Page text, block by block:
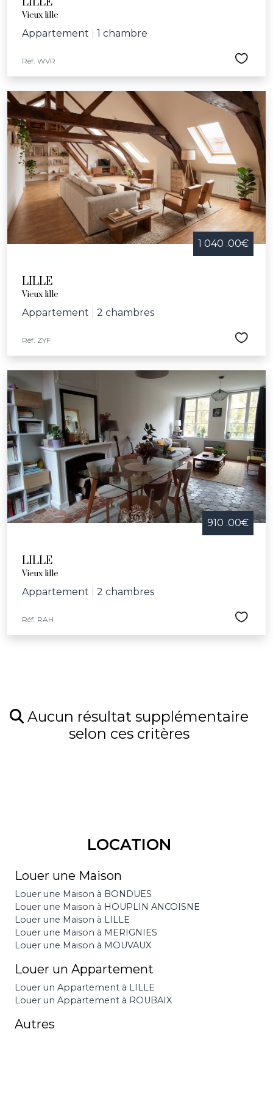
l'année des animations telles que la Braderie de Lille, la
nuit des bibliothèques, le concert pour l’école
Vanoverschelde et la semaine bleue dédiée aux aînés.
Avec son riche réseau d'infrastructures culturelles et
sportives, comprenant le Palais des Beaux-Arts, le
Grand Palais, le conservatoire communal et l’école
Jeannine-Manuel, Lille offre un cadre idéal pour ceux
cherchant une maison à vendre dans une ville
dynamique et bienveillante.
Vieux lille
Appartement 1 chambre
Réf. WVR
1 040 .00€
LILLE
Vieux lille
Appartement 2 chambres
Réf. ZYF
910 .00€
LILLE
Vieux lille
Appartement 2 chambres
Réf. RAH
Aucun résultat supplémentaire
selon ces critères
LOCATION
Louer une Maison
Louer une Maison à BONDUES
Louer une Maison à HOUPLIN ANCOISNE
Louer une Maison à LILLE
Louer une Maison à MERIGNIES
Louer une Maison à MOUVAUX
Louer un Appartement
Louer un Appartement à LILLE
Louer un Appartement à ROUBAIX
Autres